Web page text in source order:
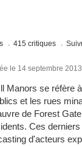
415 critiques
le 14 septembre 2013
Manors se réfère
et les rues
de Forest
Ces
d'acteurs